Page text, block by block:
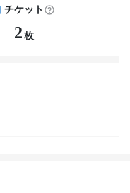
チケット
2 枚